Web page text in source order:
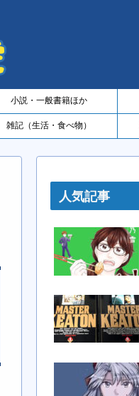
小説・一般書籍ほか
雑記（生活・食べ物）
人気記事